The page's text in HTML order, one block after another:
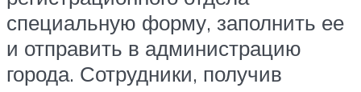
специальную форму, заполнить ее
и отправить в администрацию
города. Сотрудники, получив